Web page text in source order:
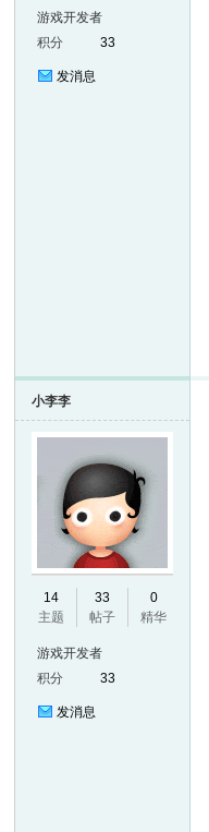
游戏开发者
积分
33
发消息
小李李
14
主题
33
帖子
0
精华
游戏开发者
积分
33
发消息